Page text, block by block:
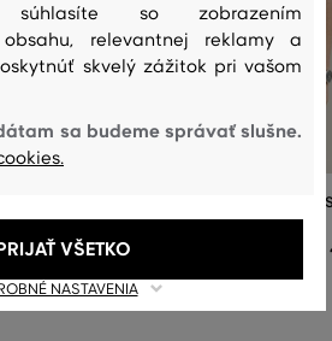
49,90 €
TRIČKO GANT REG SHIELD SS T-
Dostupné veľkosti:
so zobrazením
obsahu, relevantnej reklamy a
skvelý zážitok pri vašom
sa budeme správať slušne.
NASTAVENIA
VŠETKO